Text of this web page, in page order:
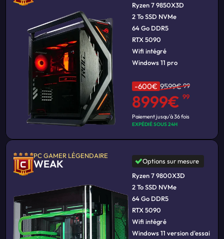
Ryzen 7 9850X3D
2 To SSD NVMe
64 Go DDR5
RTX 5090
Wifi intégré
Windows 11 pro
-600€ 9599€99
8999€99
Paiement jusqu'à 36 fois
EXPÉDIÉ SOUS 24H
PC GAMER LÉGENDAIRE
WEAK
Options sur mesure
Ryzen 7 9800X3D
2 To SSD NVMe
64 Go DDR5
RTX 5090
Wifi intégré
Windows 11 version d'essai